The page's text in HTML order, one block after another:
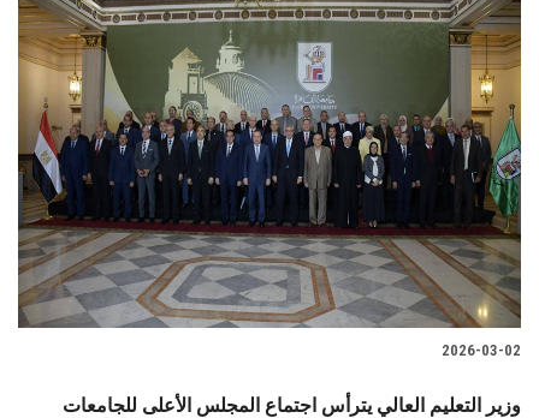
2026-03-02
وزير التعليم العالي يترأس اجتماع المجلس الأعلى للجامعات